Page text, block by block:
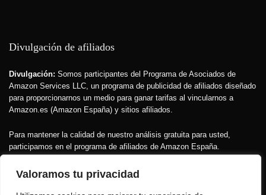
Valoramos tu privacidad
Divulgación de afiliados
Divulgación: Somos participantes del Programa de Asociados de
Amazon Services LLC, un programa de publicidad de afiliados diseñado
para proporcionarnos un medio para ganar tarifas al vincularnos a
Amazon.es (Amazon España) y sitios afiliados.
Para mantener la calidad de nuestro análisis gratuita para usted,
participamos en el programa de afiliados de Amazon España.
enlaces.Esto no afecta el precio que usted paga
investigación que hacemos sobre los productos.